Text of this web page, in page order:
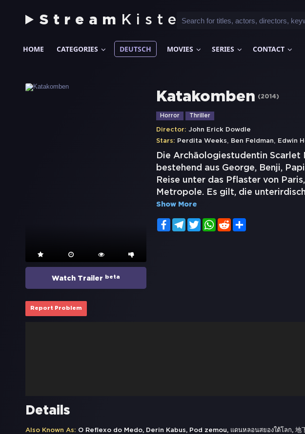
Stream Kiste
HOME CATEGORIES DEUTSCH MOVIES SERIES CONTACT
Watch Trailer beta
Katakomben (2014)
Horror Thriller
Director: John Erick Dowdle
Stars: Perdita Weeks, Ben Feldman, Edwin
Die Archäologiestudentin
bestehend aus George, Benji,
Reise unter das Pflaster von
Metropole. Es gilt, die
Show More
FacebookTelegramTwitterWhatsApp
Reddit
Report Problem
Details
Also Known As: O Reflexo do Medo, Derin Kabus, Pod zemou, แดนหลอนสยองใต้โลก, 地下